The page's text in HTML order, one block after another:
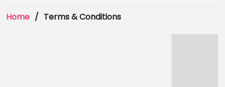
Home Terms & Conditions